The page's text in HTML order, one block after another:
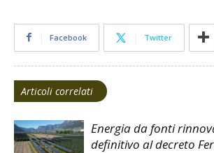
Facebook Twitter
Articoli correlati
Energia da fonti
definitivo al decreto